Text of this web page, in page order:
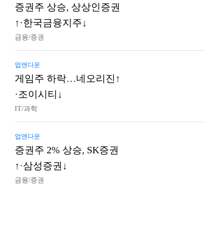
증권주 상승, 상상인증권
↑·한국금융지주↓
금융/증권
업앤다운
게임주 하락…네오리진↑
·조이시티↓
IT/과학
업앤다운
증권주 2% 상승, SK증권
↑·삼성증권↓
금융/증권